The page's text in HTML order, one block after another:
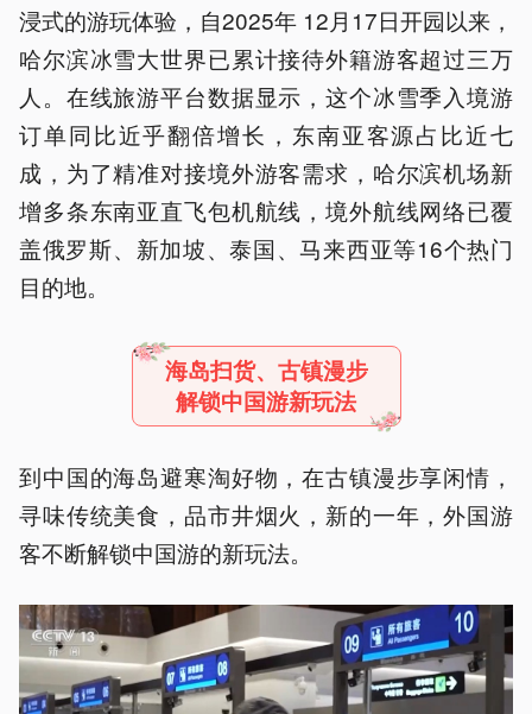
浸式的游玩体验，自2025年 12月17日开园以来，
哈尔滨冰雪大世界已累计接待外籍游客超过三万
人。在线旅游平台数据显示，这个冰雪季入境游
订单同比近乎翻倍增长，东南亚客源占比近七
成，为了精准对接境外游客需求，哈尔滨机场新
增多条东南亚直飞包机航线，境外航线网络已覆
盖俄罗斯、新加坡、泰国、马来西亚等16个热门
目的地。
海岛扫货、古镇漫步
解锁中国游新玩法
到中国的海岛避寒淘好物，在古镇漫步享闲情，
寻味传统美食，品市井烟火，新的一年，外国游
客不断解锁中国游的新玩法。